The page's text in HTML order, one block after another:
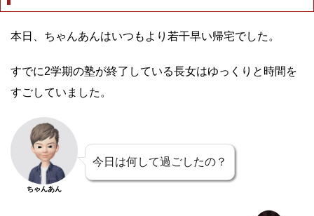
本日、ちゃんあんはいつもより若干早い帰宅でした。
すでに2学期の塾が終了している長女はゆっくりと時間を
すごしていました。
ちゃんあん
今日は何して過ごしたの？